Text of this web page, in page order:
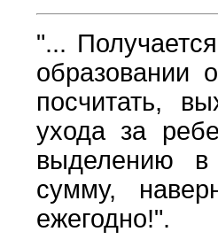
"...
образовании
посчитать,
ухода за
выделению в
сумму,
ежегодно!".